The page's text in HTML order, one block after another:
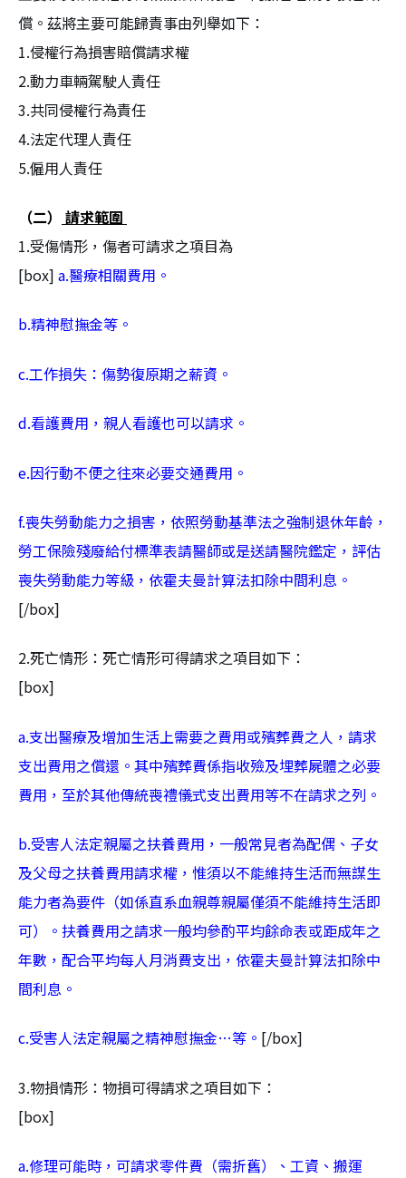
償。茲將主要可能歸責事由列舉如下：
1.侵權行為損害賠償請求權
2.動力車輛駕駛人責任
3.共同侵權行為責任
4.法定代理人責任
5.僱用人責任
（二）
請求範圍
1.受傷情形，傷者可請求之項目為
[box] a.醫療相關費用。
b.精神慰撫金等。
c.工作損失：傷勢復原期之薪資。
d.看護費用，親人看護也可以請求。
e.因行動不便之往來必要交通費用。
f.喪失勞動能力之損害，依照勞動基準法之強制退休年齡，
勞工保險殘廢給付標準表請醫師或是送請醫院鑑定，評估
喪失勞動能力等級，依霍夫曼計算法扣除中間利息。
[/box]
2.死亡情形：死亡情形可得請求之項目如下：
[box]
a.支出醫療及增加生活上需要之費用或殯葬費之人，請求
支出費用之償還。其中殯葬費係指收殮及埋葬屍體之必要
費用，至於其他傳統喪禮儀式支出費用等不在請求之列。
b.受害人法定親屬之扶養費用，一般常見者為配偶、子女
及父母之扶養費用請求權，惟須以不能維持生活而無謀生
能力者為要件（如係直系血親尊親屬僅須不能維持生活即
可）。扶養費用之請求一般均參酌平均餘命表或距成年之
年數，配合平均每人月消費支出，依霍夫曼計算法扣除中
間利息。
c.受害人法定親屬之精神慰撫金…等。 [/box]
3.物損情形：物損可得請求之項目如下：
[box]
a.修理可能時，可請求零件費（需折舊）、工資、搬運